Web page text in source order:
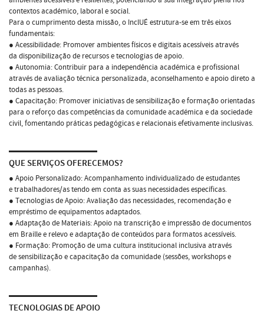
contextos académico, laboral e social.
Para o cumprimento desta missão, o InclUÉ estrutura-se em três eixos
fundamentais:
● Acessibilidade: Promover ambientes físicos e digitais acessíveis através
da disponibilização de recursos e tecnologias de apoio.
● Autonomia: Contribuir para a independência académica e profissional
através de avaliação técnica personalizada, aconselhamento e apoio direto a
todas as pessoas.
● Capacitação: Promover iniciativas de sensibilização e formação orientadas
para o reforço das competências da comunidade académica e da sociedade
civil, fomentando práticas pedagógicas e relacionais efetivamente inclusivas.
QUE SERVIÇOS OFERECEMOS?
● Apoio Personalizado: Acompanhamento individualizado de estudantes
e trabalhadores/as tendo em conta as suas necessidades específicas.
● Tecnologias de Apoio: Avaliação das necessidades, recomendação e
empréstimo de equipamentos adaptados.
● Adaptação de Materiais: Apoio na transcrição e impressão de documentos
em Braille e relevo e adaptação de conteúdos para formatos acessíveis.
● Formação: Promoção de uma cultura institucional inclusiva através
de sensibilização e capacitação da comunidade (sessões, workshops e
campanhas).
TECNOLOGIAS DE APOIO